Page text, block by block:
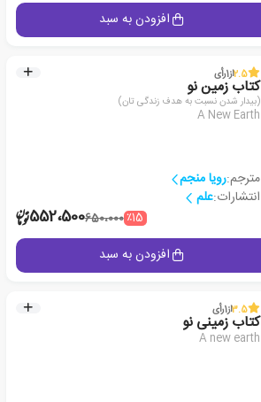
افزودن به سبد
2.5از1رأی
کتاب زمین نو
(بیدار شدن نسبت به هدف زندگی تان)
A New Earth
مترجم:رویا منجم
انتشارات:علم
٪15650،000552،500
افزودن به سبد
3.5از1رأی
کتاب زمینی نو
A new earth